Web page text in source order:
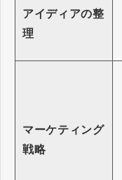
アイディアの整
理
マーケティング
戦略